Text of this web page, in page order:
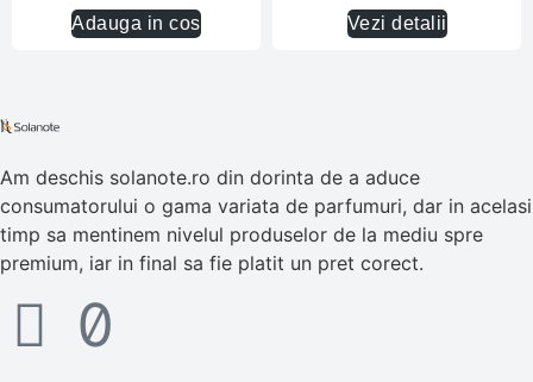
Adauga in cos Vezi detalii
Am deschis solanote.ro din dorinta de a aduce
consumatorului o gama variata de parfumuri, dar in acelasi
timp sa mentinem nivelul produselor de la mediu spre
premium, iar in final sa fie platit un pret corect.